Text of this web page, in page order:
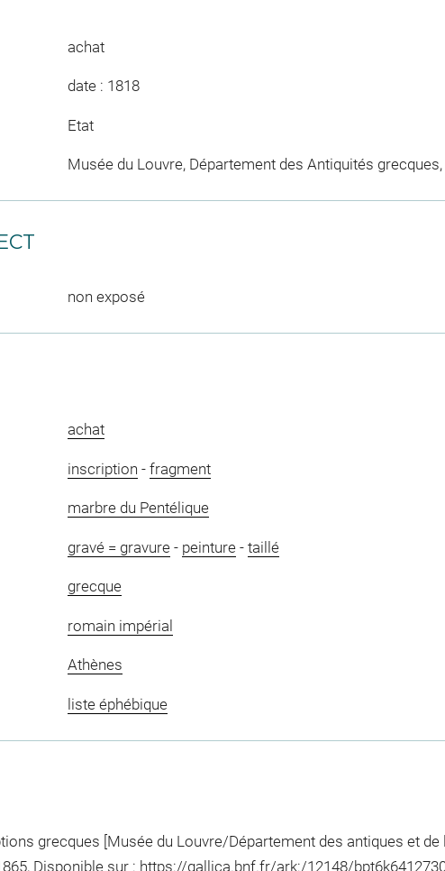
achat
date : 1818
Etat
Musée du Louvre, Département des Antiquités
non exposé
achat
inscription - fragment
marbre du Pentélique
gravé = gravure- peinture- taillé
grecque
romain impérial
Athènes
liste éphébique
grecques [Musée du Louvre/Département des antiques et
Disponible sur : https://gallica.bnf.fr/ark:/12148/